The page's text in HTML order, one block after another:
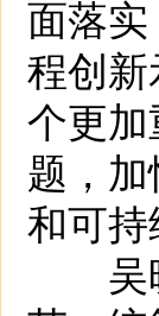
面落
程创新
个更
题，
和可
吴晓